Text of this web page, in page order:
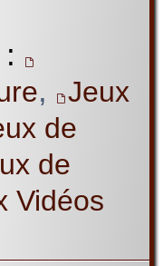
,
Jeux
de
de
Vidéos